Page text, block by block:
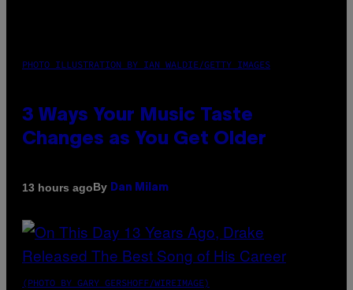
PHOTO ILLUSTRATION BY IAN WALDIE/GETTY IMAGES
3 Ways Your Music Taste
Changes as You Get Older
13 hours agoBy Dan Milam
(PHOTO BY GARY GERSHOFF/WIREIMAGE)